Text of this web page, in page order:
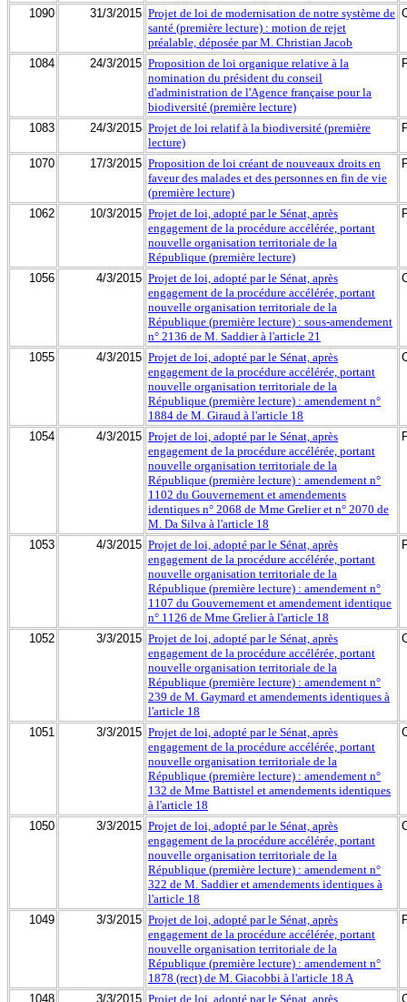
1090 31/3/2015 Projet de loi de modernisation de notre système de
santé (première lecture) : motion de rejet
préalable, déposée par M. Christian Jacob
1084 24/3/2015 Proposition de loi organique relative à la
nomination du président du conseil
d'administration de l'Agence française pour la
biodiversité (première lecture)
1083 24/3/2015 Projet de loi relatif à la biodiversité (première
lecture)
1070 17/3/2015 Proposition de loi créant de nouveaux droits en
faveur des malades et des personnes en fin de vie
(première lecture)
1062 10/3/2015 Projet de loi, adopté par le Sénat, après
engagement de la procédure accélérée, portant
nouvelle organisation territoriale de la
République (première lecture)
1056 4/3/2015 Projet de loi, adopté par le Sénat, après
engagement de la procédure accélérée, portant
nouvelle organisation territoriale de la
République (première lecture) : sous-amendement
n° 2136 de M. Saddier à l'article 21
1055 4/3/2015 Projet de loi, adopté par le Sénat, après
engagement de la procédure accélérée, portant
nouvelle organisation territoriale de la
République (première lecture) : amendement n°
1884 de M. Giraud à l'article 18
1054 4/3/2015 Projet de loi, adopté par le Sénat, après
engagement de la procédure accélérée, portant
nouvelle organisation territoriale de la
République (première lecture) : amendement n°
1102 du Gouvernement et amendements
identiques n° 2068 de Mme Grelier et n° 2070 de
M. Da Silva à l'article 18
1053 4/3/2015 Projet de loi, adopté par le Sénat, après
engagement de la procédure accélérée, portant
nouvelle organisation territoriale de la
République (première lecture) : amendement n°
1107 du Gouvernement et amendement identique
n° 1126 de Mme Grelier à l'article 18
1052 3/3/2015 Projet de loi, adopté par le Sénat, après
engagement de la procédure accélérée, portant
nouvelle organisation territoriale de la
République (première lecture) : amendement n°
239 de M. Gaymard et amendements identiques à
l'article 18
1051 3/3/2015 Projet de loi, adopté par le Sénat, après
engagement de la procédure accélérée, portant
nouvelle organisation territoriale de la
République (première lecture) : amendement n°
132 de Mme Battistel et amendements identiques
à l'article 18
1050 3/3/2015 Projet de loi, adopté par le Sénat, après
engagement de la procédure accélérée, portant
nouvelle organisation territoriale de la
République (première lecture) : amendement n°
322 de M. Saddier et amendements identiques à
l'article 18
1049 3/3/2015 Projet de loi, adopté par le Sénat, après
engagement de la procédure accélérée, portant
nouvelle organisation territoriale de la
République (première lecture) : amendement n°
1878 (rect) de M. Giacobbi à l'article 18 A
1048 3/3/2015 Projet de loi, adopté par le Sénat, après